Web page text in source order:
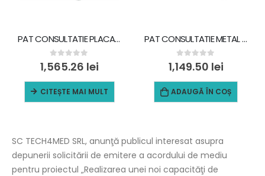
PAT CONSULTATIE PLACA CAP SI PICIOARE DIN ABS CU GRILAJE LATERALE C17-1
0 out of 5
1,565.26 lei
CITEȘTE MAI MULT
PAT CONSULTATIE METAL CU GRILAJE LATERALE CAP SI PICIOARE J08
0 out of 5
1,149.50 lei
ADAUGĂ ÎN COȘ
SC TECH4MED SRL, anunţă publicul interesat asupra
depunerii solicitării de emitere a acordului de mediu
pentru proiectul „Realizarea unei noi capacităţi de